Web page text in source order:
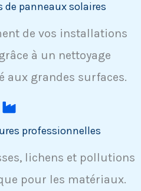
de panneaux solaires
de vos installations
à un nettoyage
aux grandes surfaces.
professionnelles
lichens et pollutions
pour les matériaux.